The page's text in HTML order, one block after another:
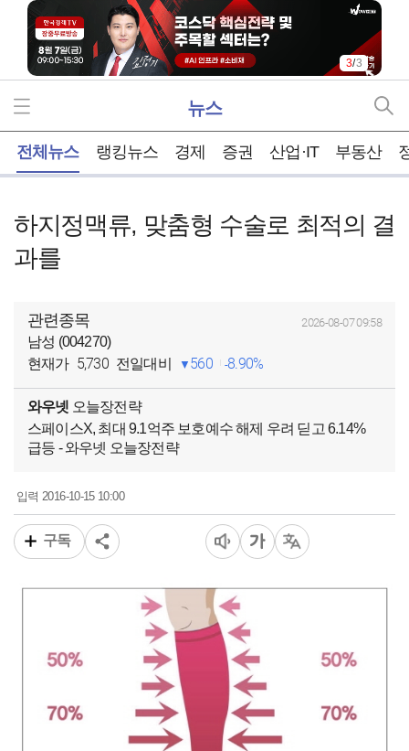
3/3
뉴스
전체뉴스 랭킹뉴스 경제 증권 산업·IT 부동산
하지정맥류, 맞춤형 수술로 최적의 결
과를
관련종목 2026-08-07 09:58
남성 (004270)
현재가 5,730 전일대비 560 8.90%
와우넷 오늘장전략
스페이스X, 최대 9.1억주 보호예수 해제 우려 딛고 6.14%
급등 - 와우넷 오늘장전략
입력 2016-10-15 10:00
구독